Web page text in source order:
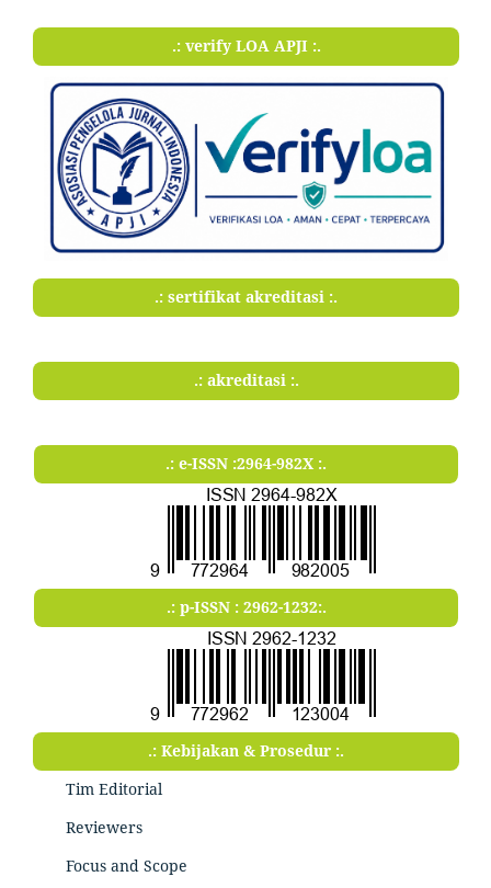
.: verify LOA APJI :.
.: sertifikat akreditasi :.
.: akreditasi :.
.: e-ISSN :2964-982X :.
.: p-ISSN : 2962-1232:.
.: Kebijakan & Prosedur :.
Tim Editorial
Reviewers
Focus and Scope